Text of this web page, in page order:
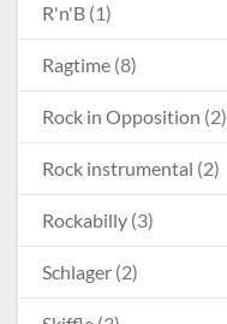
R'n'B (1)
Ragtime (8)
Rock in Opposition (2)
Rock instrumental (2)
Rockabilly (3)
Schlager (2)